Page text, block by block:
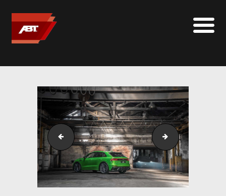
ABT SPORTSLINE FRANCE
MARQUES
LE SUR-MESURE
ABT
CONTACT
ABT_RSQ8-R_green_HR23_building_sideABT_RSQ8-